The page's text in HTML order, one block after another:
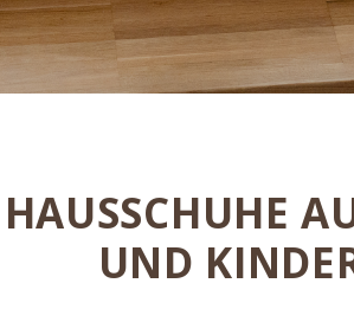
UND